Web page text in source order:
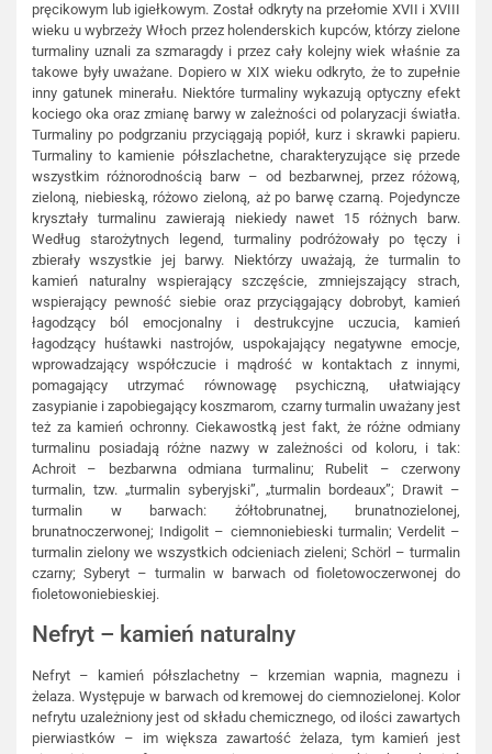
pręcikowym lub igiełkowym. Został odkryty na przełomie XVII i XVIII
wieku u wybrzeży Włoch przez holenderskich kupców, którzy zielone
turmaliny uznali za szmaragdy i przez cały kolejny wiek właśnie za
takowe były uważane. Dopiero w XIX wieku odkryto, że to zupełnie
inny gatunek minerału. Niektóre turmaliny wykazują optyczny efekt
kociego oka oraz zmianę barwy w zależności od polaryzacji światła.
Turmaliny po podgrzaniu przyciągają popiół, kurz i skrawki papieru.
Turmaliny to kamienie półszlachetne, charakteryzujące się przede
wszystkim różnorodnością barw – od bezbarwnej, przez różową,
zieloną, niebieską, różowo zieloną, aż po barwę czarną. Pojedyncze
kryształy turmalinu zawierają niekiedy nawet 15 różnych barw.
Według starożytnych legend, turmaliny podróżowały po tęczy i
zbierały wszystkie jej barwy. Niektórzy uważają, że turmalin to
kamień naturalny wspierający szczęście, zmniejszający strach,
wspierający pewność siebie oraz przyciągający dobrobyt, kamień
łagodzący ból emocjonalny i destrukcyjne uczucia, kamień
łagodzący huśtawki nastrojów, uspokajający negatywne emocje,
wprowadzający współczucie i mądrość w kontaktach z innymi,
pomagający utrzymać równowagę psychiczną, ułatwiający
zasypianie i zapobiegający koszmarom, czarny turmalin uważany jest
też za kamień ochronny. Ciekawostką jest fakt, że różne odmiany
turmalinu posiadają różne nazwy w zależności od koloru, i tak:
Achroit – bezbarwna odmiana turmalinu; Rubelit – czerwony
turmalin, tzw. „turmalin syberyjski”, „turmalin bordeaux”; Drawit –
turmalin w barwach: żółtobrunatnej, brunatnozielonej,
brunatnoczerwonej; Indigolit – ciemnoniebieski turmalin; Verdelit –
turmalin zielony we wszystkich odcieniach zieleni; Schörl – turmalin
czarny; Syberyt – turmalin w barwach od fioletowoczerwonej do
fioletowoniebieskiej.
Nefryt – kamień naturalny
Nefryt – kamień półszlachetny – krzemian wapnia, magnezu i
żelaza. Występuje w barwach od kremowej do ciemnozielonej. Kolor
nefrytu uzależniony jest od składu chemicznego, od ilości zawartych
pierwiastków – im większa zawartość żelaza, tym kamień jest